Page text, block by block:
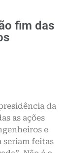
fim das
da
as ações
e
seriam feitas